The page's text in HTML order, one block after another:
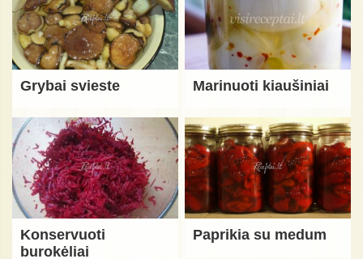
Grybai svieste Marinuoti kiaušiniai
Konservuoti
burokėliai
Paprikia su medum